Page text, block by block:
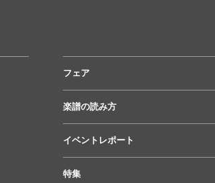
フェア
楽譜の読み方
イベントレポート
特集